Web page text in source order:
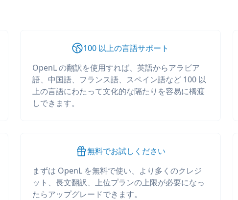
100 以上の言語サポート
OpenL の翻訳を使用すれば、英語からアラビア
語、中国語、フランス語、スペイン語など 100 以
上の言語にわたって文化的な隔たりを容易に橋渡
しできます。
無料でお試しください
まずは OpenL を無料で使い、より多くのクレジ
ット、長文翻訳、上位プランの上限が必要になっ
たらアップグレードできます。